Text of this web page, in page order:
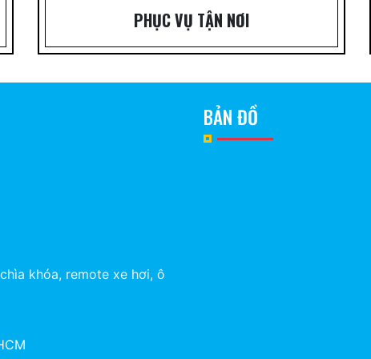
PHỤC VỤ TẬN NƠI
khóa, remote xe hơi, ô
BẢN ĐỒ